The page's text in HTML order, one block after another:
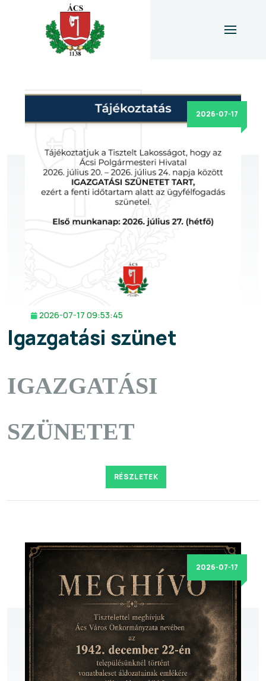
2026-07-17
2026-07-17 09:53:45
Igazgatási szünet
IGAZGATÁSI
SZÜNETET
RÉSZLETEK
2026-07-17